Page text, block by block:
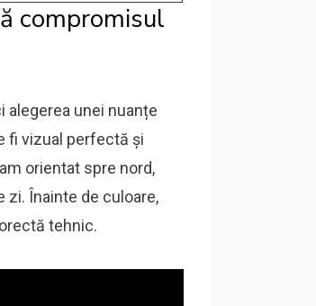
compromisul
alegerea unei nuanțe
fi vizual perfectă și
orientat spre nord,
zi. Înainte de culoare,
tehnic.